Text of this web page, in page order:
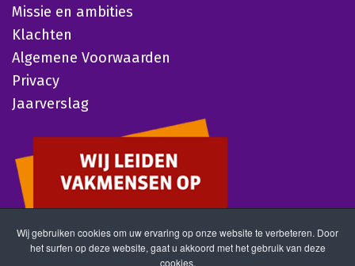
Missie en ambities
Klachten
Algemene Voorwaarden
Privacy
Jaarverslag
Wij gebruiken cookies om uw ervaring op onze website te verbeteren. Door
het surfen op deze website, gaat u akkoord met het gebruik van deze
cookies.